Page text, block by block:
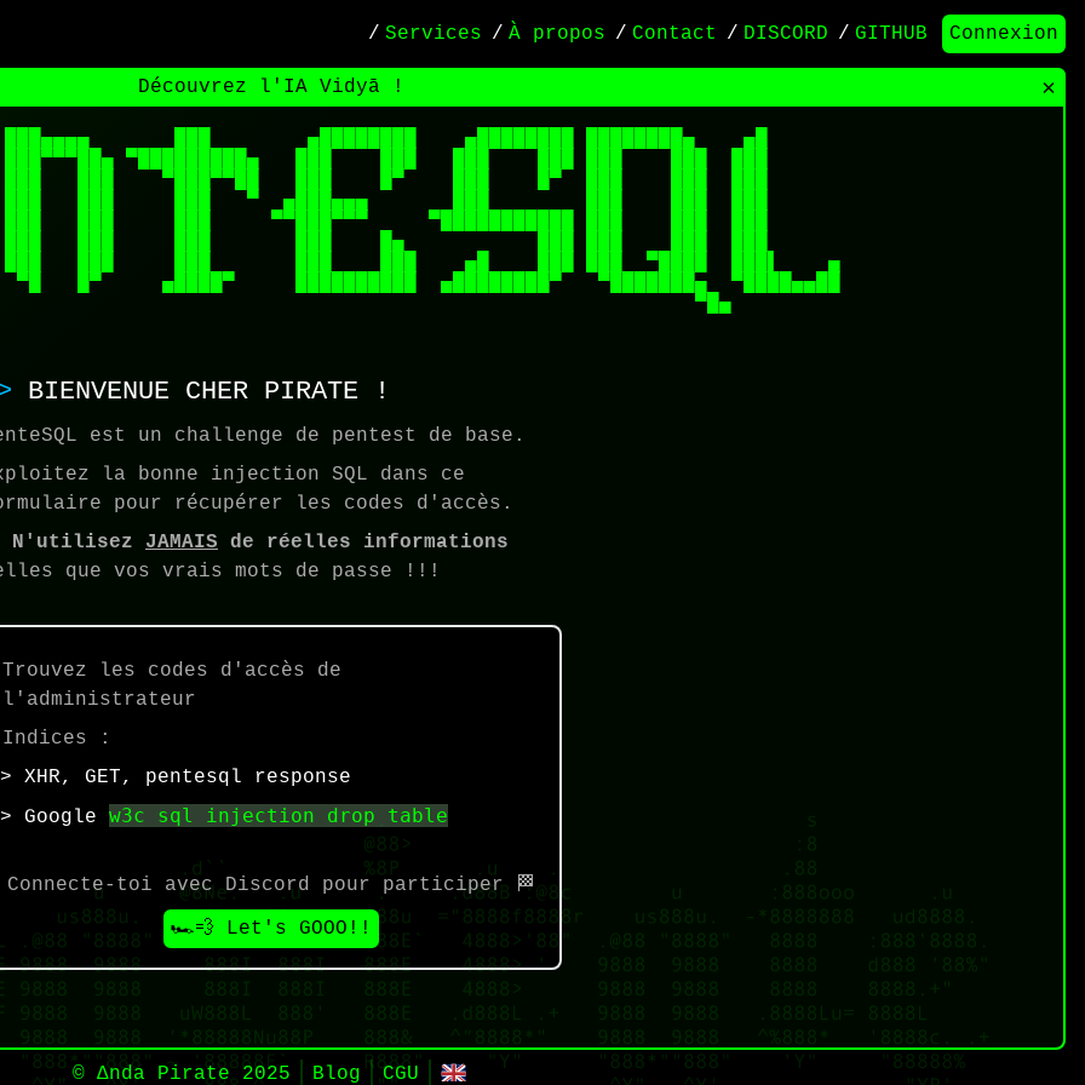
/ Services / À propos / Contact / DISCORD / GITHUB Connexion
×
Découvrez l'IA Vidyā !
███▄▄▄▄       ███        ▄████████    ▄████████ ████████▄    ▄█
███▀▀▀██▄ ▀█████████▄   ███    ███   ███    ███ ███    ███  ███
███   ███    ▀███▀▀██   ███    █▀    ███    █▀  ███    ███  ███
███   ███     ███   ▀  ▄███▄▄▄       ███        ███    ███  ███
███   ███     ███     ▀▀███▀▀▀     ▀███████████ ███    ███  ███
███   ███     ███       ███    █▄           ███ ███    ███  ███
███     ███       ███    ███    ▄█    ███ ███  ▀████  ███▌    ▄
█▀     ▄████▀     ██████████  ▄████████▀   ▀███████▄  ▀████▄▄██
▀█▄
BIENVENUE CHER PIRATE !
est un challenge de pentest de base.
la bonne injection SQL dans ce
pour récupérer les codes d'accès.
N'utilisez JAMAIS de réelles informations
que vos vrais mots de passe !!!
Trouvez les codes d'accès de
l'administrateur
Indices :
XHR, GET, pentesql response
Google w3c sql injection drop table
Connecte-toi avec Discord pour participer 🏁
🏎💨 Let's GOOO!!
© Δnda Pirate 2025 Blog CGU